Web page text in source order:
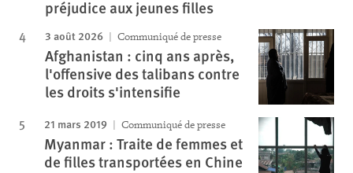
préjudice aux jeunes filles
3 août 2026 Communiqué de presse
Afghanistan : cinq ans après,
l'offensive des talibans contre
les droits s'intensifie
21 mars 2019 Communiqué de presse
Myanmar : Traite de femmes et
de filles transportées en Chine